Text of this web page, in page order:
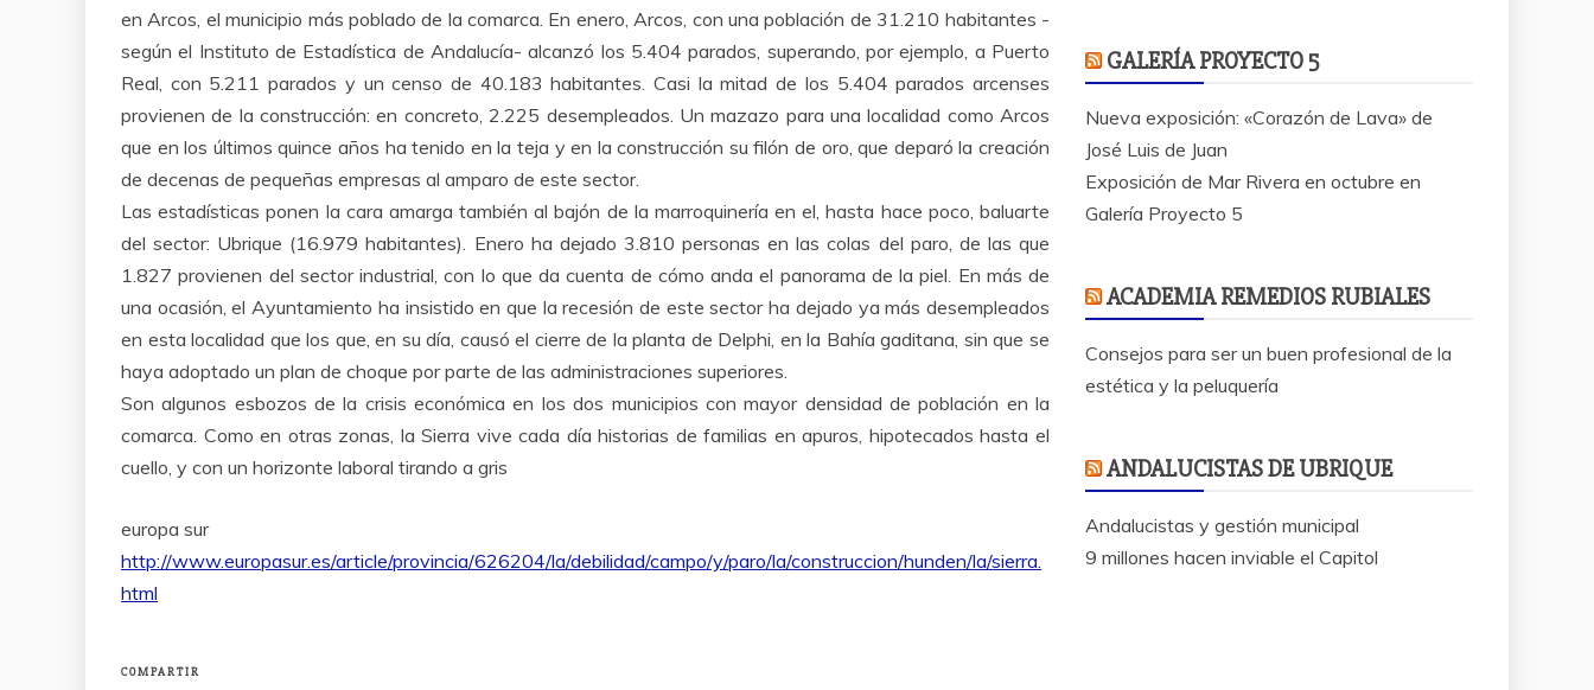
en Arcos, el municipio más poblado de la comarca. En enero, Arcos, con una población de 31.210 habitantes -
según el Instituto de Estadística de Andalucía- alcanzó los 5.404 parados, superando, por ejemplo, a Puerto
Real, con 5.211 parados y un censo de 40.183 habitantes. Casi la mitad de los 5.404 parados arcenses
provienen de la construcción: en concreto, 2.225 desempleados. Un mazazo para una localidad como Arcos
que en los últimos quince años ha tenido en la teja y en la construcción su filón de oro, que deparó la creación
de decenas de pequeñas empresas al amparo de este sector.
Las estadísticas ponen la cara amarga también al bajón de la marroquinería en el, hasta hace poco, baluarte
del sector: Ubrique (16.979 habitantes). Enero ha dejado 3.810 personas en las colas del paro, de las que
1.827 provienen del sector industrial, con lo que da cuenta de cómo anda el panorama de la piel. En más de
una ocasión, el Ayuntamiento ha insistido en que la recesión de este sector ha dejado ya más desempleados
en esta localidad que los que, en su día, causó el cierre de la planta de Delphi, en la Bahía gaditana, sin que se
haya adoptado un plan de choque por parte de las administraciones superiores.
Son algunos esbozos de la crisis económica en los dos municipios con mayor densidad de población en la
comarca. Como en otras zonas, la Sierra vive cada día historias de familias en apuros, hipotecados hasta el
cuello, y con un horizonte laboral tirando a gris
europa sur
http://www.europasur.es/article/provincia/626204/la/debilidad/campo/y/paro/la/construccion/hunden/la/sierra.
html
COMPARTIR
GALERÍA PROYECTO 5
Nueva exposición: «Corazón de Lava» de
José Luis de Juan
Exposición de Mar Rivera en octubre en
Galería Proyecto 5
ACADEMIA REMEDIOS RUBIALES
Consejos para ser un buen profesional de la
estética y la peluquería
ANDALUCISTAS DE UBRIQUE
Andalucistas y gestión municipal
9 millones hacen inviable el Capitol